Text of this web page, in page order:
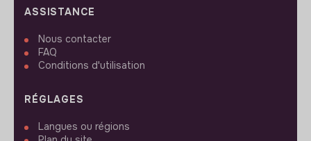
ASSISTANCE
Nous contacter
FAQ
Conditions d'utilisation
RÉGLAGES
Langues ou régions